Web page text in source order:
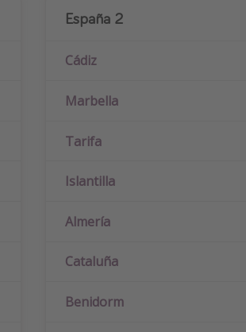
España 2
Cádiz
Marbella
Tarifa
Islantilla
Almería
Cataluña
Benidorm